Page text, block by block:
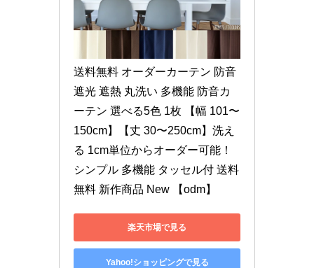
送料無料 オーダーカーテン 防音
遮光 遮熱 丸洗い 多機能 防音カ
ーテン 選べる5色 1枚 【幅 101〜
150cm】【丈 30〜250cm】洗え
る 1cm単位からオーダー可能！
シンプル 多機能 タッセル付 送料
無料 新作商品 New 【odm】
楽天市場で見る
Yahoo!ショッピングで見る